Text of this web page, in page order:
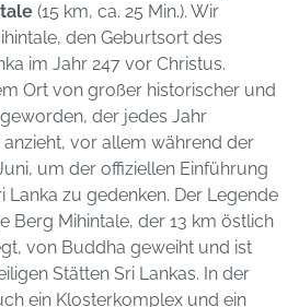
(15 km, ca. 25 Min.). Wir
den Geburtsort des
im Jahr 247 vor Christus.
Ort von großer historischer und
der jedes Jahr
vor allem während der
um der offiziellen Einführung
Lanka zu gedenken. Der Legende
Berg Mihintale, der 13 km östlich
von Buddha geweiht und ist
Stätten Sri Lankas. In der
ein Klosterkomplex und ein